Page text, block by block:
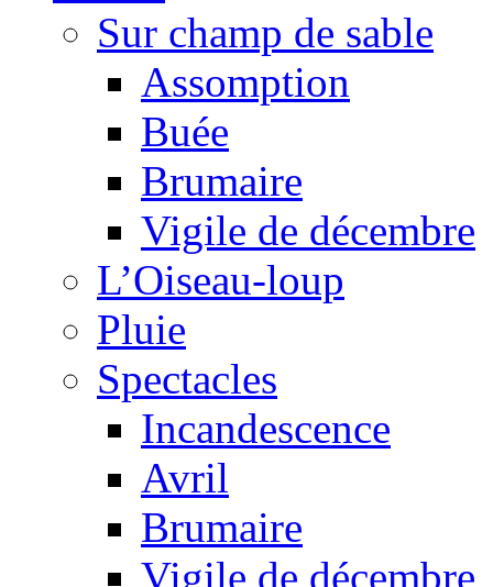
Sur champ de sable
Assomption
Buée
Brumaire
Vigile de décembre
L’Oiseau-loup
Pluie
Spectacles
Incandescence
Avril
Brumaire
Vigile de décembre